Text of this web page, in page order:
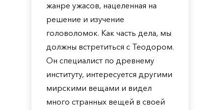
жанре ужасов, нацеленная на
решение и изучение
головоломок. Как часть дела, мы
должны встретиться с Теодором.
Он специалист по древнему
институту, интересуется другими
мирскими вещами и видел
много странных вещей в своей